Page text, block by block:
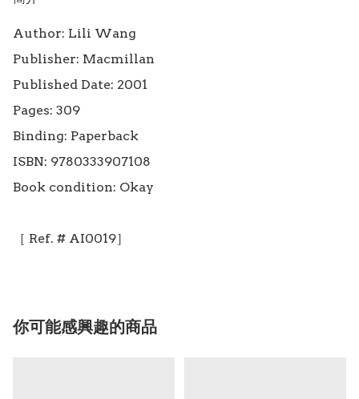
Author: Lili Wang
Publisher: Macmillan
Published Date: 2001
Pages: 309
Binding: Paperback
ISBN: 9780333907108
Book condition: Okay
［ Ref. # AI0019］
你可能感興趣的商品